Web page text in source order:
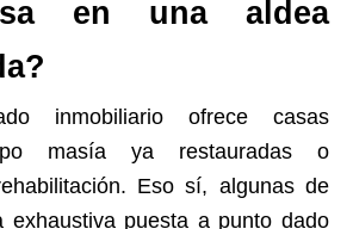
en una aldea
inmobiliario ofrece casas
masía ya restauradas o
Eso sí, algunas de
exhaustiva puesta a punto dado